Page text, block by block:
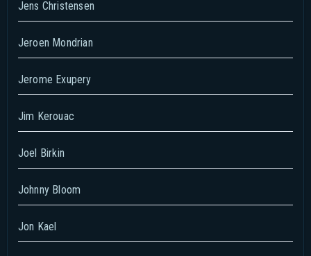
Jens Christensen
Jeroen Mondrian
Jerome Exupery
Jim Kerouac
Joel Birkin
Johnny Bloom
Jon Kael